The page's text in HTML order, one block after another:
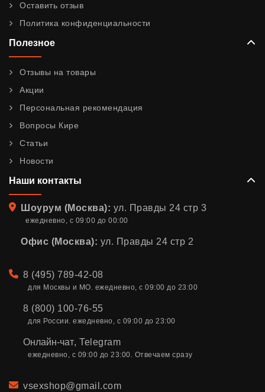
Оставить отзыв
Политика конфиденциальности
Полезное
Отзывы на товары
Акции
Персональная рекомендация
Вопросы Кире
Статьи
Новости
Наши контакты
Адрес
Шоурум (Москва): ул. Правды 24 стр 3
ежедневно, с 09:00 до 00:00
Офис (Москва): ул. Правды 24 стр 2
Телефон
8 (495) 789-42-08
для Москвы и МО. ежедневно, с 09:00 до 23:00
8 (800) 100-76-55
для России. ежедневно, с 09:00 до 23:00
Онлайн-чат, Telegram
ежедневно, с 09:00 до 23:00. Отвечаем сразу
Email
vsexshop@gmail.com